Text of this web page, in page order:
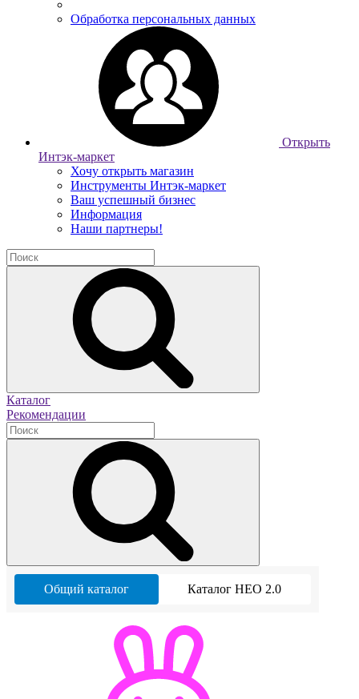
Обработка персональных данных
Открыть
Интэк-маркет
Хочу открыть магазин
Инструменты Интэк-маркет
Ваш успешный бизнес
Информация
Наши партнеры!
Каталог
Рекомендации
Общий каталог Каталог НЕО 2.0